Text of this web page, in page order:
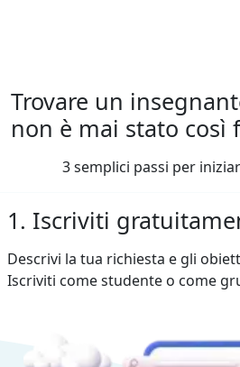
Trovare un
non è mai stato così
3 semplici passi per
1. Iscriviti
Descrivi la tua richiesta e gli
Iscriviti come studente o come